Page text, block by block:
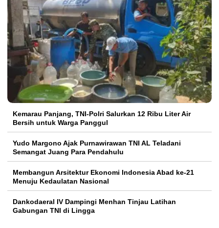
Kemarau Panjang, TNI-Polri Salurkan 12 Ribu Liter Air
Bersih untuk Warga Panggul
Yudo Margono Ajak Purnawirawan TNI AL Teladani
Semangat Juang Para Pendahulu
Membangun Arsitektur Ekonomi Indonesia Abad ke-21
Menuju Kedaulatan Nasional
Dankodaeral IV Dampingi Menhan Tinjau Latihan
Gabungan TNI di Lingga